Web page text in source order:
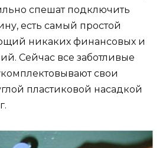
спешат подключить
есть самый простой
никаких финансовых и
Сейчас все заботливые
свои
пластиковой насадкой